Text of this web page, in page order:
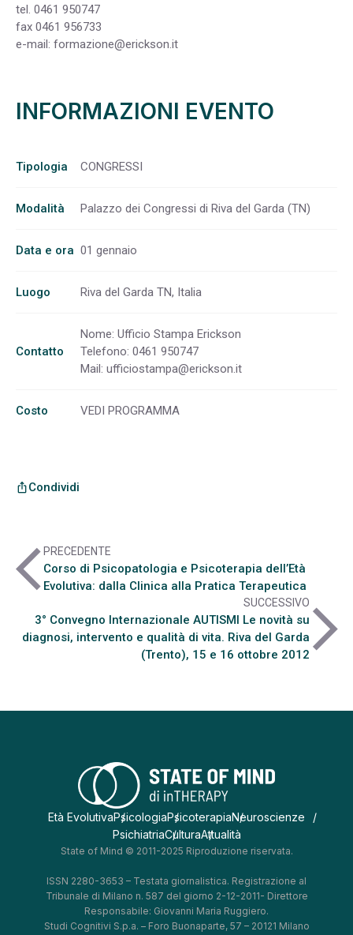
tel. 0461 950747
fax 0461 956733
e-mail: formazione@erickson.it
INFORMAZIONI EVENTO
Tipologia CONGRESSI
Modalità Palazzo dei Congressi di Riva del Garda (TN)
Data e ora 01 gennaio
Luogo Riva del Garda TN, Italia
Contatto
Nome: Ufficio Stampa Erickson
Telefono: 0461 950747
Mail: ufficiostampa@erickson.it
Costo VEDI PROGRAMMA
ios_shareCondividi
arrow_back_iosPRECEDENTE
Corso di Psicopatologia e Psicoterapia dell’Età
Evolutiva: dalla Clinica alla Pratica Terapeutica
SUCCESSIVO
3° Convegno Internazionale AUTISMI Le novità su
diagnosi, intervento e qualità di vita. Riva del Garda
(Trento), 15 e 16 ottobre 2012arrow_forward_ios
Età EvolutivaPsicologiaPsicoterapiaNeuroscienze
PsichiatriaCulturaAttualità
State of Mind © 2011-2025 Riproduzione riservata.
ISSN 2280-3653 – Testata giornalistica. Registrazione al
Tribunale di Milano n. 587 del giorno 2-12-2011- Direttore
Responsabile: Giovanni Maria Ruggiero.
Studi Cognitivi S.p.a. – Foro Buonaparte, 57 – 20121 Milano